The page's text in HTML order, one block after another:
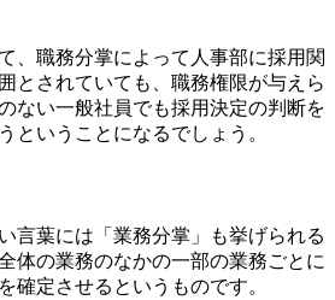
、職務分掌によって人事部に採用関
とされていても、職務権限が与えら
ない一般社員でも採用決定の判断を
ということになるでしょう。
言葉には「業務分掌」も挙げられる
体の業務のなかの一部の業務ごとに
確定させるというものです。